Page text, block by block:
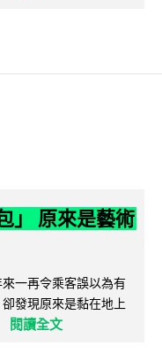
」 原來是藝術
一再令乘客誤以為有
發現原來是黏在地上
閱讀全文